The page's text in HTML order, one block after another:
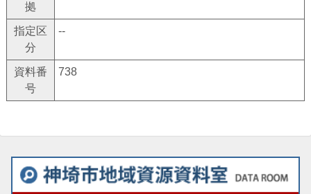
拠
指定区
分
--
資料番
号
738